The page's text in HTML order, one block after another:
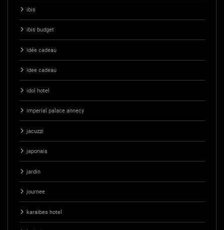
ibis
ibis budget
idée cadeau
idee cadeau
idol hotel
imperial palace annecy
jacuzzi
japonais
jardin
journee
karaibes hotel